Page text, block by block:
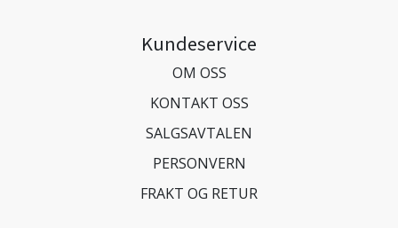
Kundeservice
OM OSS
KONTAKT OSS
SALGSAVTALEN
PERSONVERN
FRAKT OG RETUR